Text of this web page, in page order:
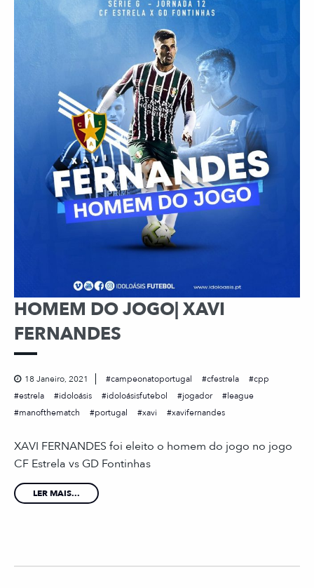
HOMEM DO JOGO| XAVI
FERNANDES
18 Janeiro, 2021 campeonatoportugal cfestrela
cpp
estrela
idoloásis idoloásisfutebol jogador
league
manofthematch
portugal xavi xavifernandes
XAVI FERNANDES foi eleito o homem do jogo no jogo
CF Estrela vs GD Fontinhas
LER MAIS...